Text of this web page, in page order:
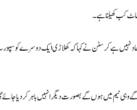
کب کھیلنا ہے ۔
نہیں ہےکرسٹن نے کہا کہ کھلاڑی ایک دوسرے کو
وہی ٹیم میں ہوں گے بصورت دیگر انہیں باہر کردیا جائے